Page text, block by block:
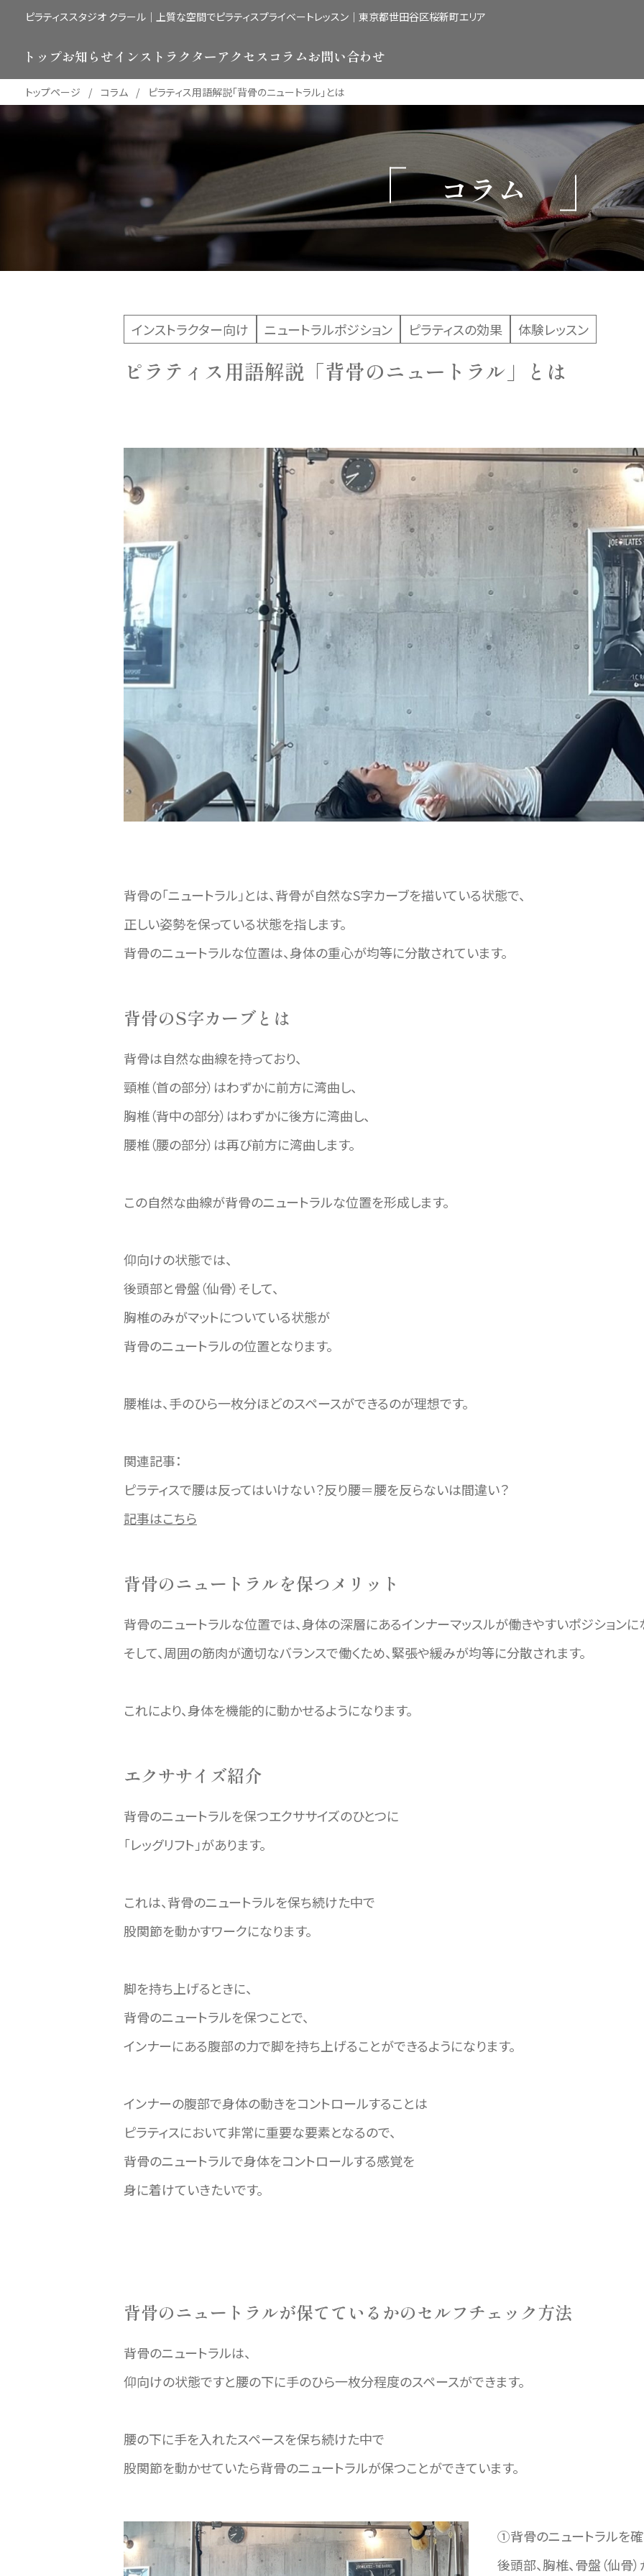
ピラティススタジオ クラール｜上質な空間でピラティスプライベートレッスン｜東京都世田谷区桜新町エリア
トップお知らせインストラクターアクセス コラムお問い合わせ
トップページ コラム ピラティス用語解説「背骨のニュートラル」とは
コラム
インストラクター向け ニュートラルポジション ピラティスの効果 体験レッスン
ピラティス用語解説「背骨のニュートラル」とは
背骨の「ニュートラル」とは、背骨が自然なS字カーブを描いている状態で、
正しい姿勢を保っている状態を指します。
背骨のニュートラルな位置は、身体の重心が均等に分散されています。
背骨のS字カーブとは
背骨は自然な曲線を持っており、
頸椎（首の部分）はわずかに前方に湾曲し、
胸椎（背中の部分）はわずかに後方に湾曲し、
腰椎（腰の部分）は再び前方に湾曲します。
この自然な曲線が背骨のニュートラルな位置を形成します。
仰向けの状態では、
後頭部と骨盤（仙骨）そして、
胸椎のみがマットについている状態が
背骨のニュートラルの位置となります。
腰椎は、手のひら一枚分ほどのスペースができるのが理想です。
関連記事：
ピラティスで腰は反ってはいけない？反り腰＝腰を反らないは間違い？
記事はこちら
背骨のニュートラルを保つメリット
背骨のニュートラルな位置では、身体の深層にあるインナーマッスルが働きやすいポジションに
そして、周囲の筋肉が適切なバランスで働くため、緊張や緩みが均等に分散されます。
これにより、身体を機能的に動かせるようになります。
エクササイズ紹介
背骨のニュートラルを保つエクササイズのひとつに
「レッグリフト」があります。
これは、背骨のニュートラルを保ち続けた中で
股関節を動かすワークになります。
脚を持ち上げるときに、
背骨のニュートラルを保つことで、
インナーにある腹部の力で脚を持ち上げることができるようになります。
インナーの腹部で身体の動きをコントロールすることは
ピラティスにおいて非常に重要な要素となるので、
背骨のニュートラルで身体をコントロールする感覚を
身に着けていきたいです。
背骨のニュートラルが保てているかのセルフチェック方法
背骨のニュートラルは、
仰向けの状態ですと腰の下に手のひら一枚分程度のスペースができます。
腰の下に手を入れたスペースを保ち続けた中で
股関節を動かせていたら背骨のニュートラルが保つことができています。
①背骨のニュートラルを確
後頭部、胸椎、骨盤（仙骨